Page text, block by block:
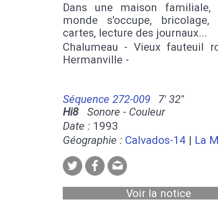
Dans une maison
monde s'occupe,
cartes, lecture des journaux...
Chalumeau - Vieux fauteuil
Hermanville -
Séquence 272-009
7' 32''
Hi8Sonore - Couleur
Date : 1993
Géographie : Calvados-14 | La
Voir la notice